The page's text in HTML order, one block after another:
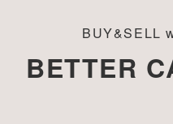
BUY&SELL
BETTER